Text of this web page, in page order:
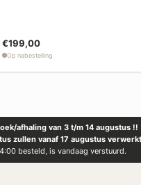
€199,00
Op nabestelling
afhaling van 3 t/m 14 augustus !!
zullen vanaf 17 augustus
besteld, is vandaag verstuurd.